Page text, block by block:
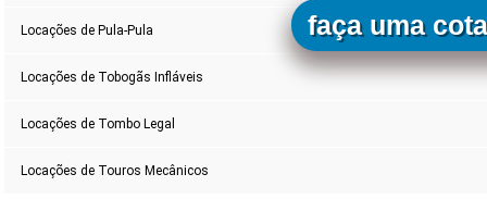
Locações de Pula-Pula
Locações de Tobogãs Infláveis
Locações de Tombo Legal
Locações de Touros Mecânicos
faça uma